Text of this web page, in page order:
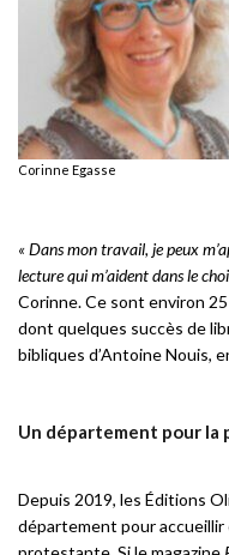
Corinne Egasse
« Dans mon travail, je peux
lecture qui m’aident dans le
Corinne. Ce sont environ
dont quelques succès de
bibliques d’Antoine Nouis,
Un département pour
Depuis 2019, les Éditions
département pour